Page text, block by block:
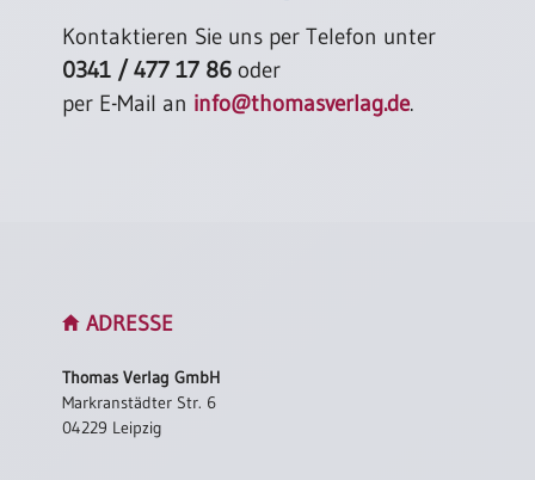
Kontaktieren Sie uns per Telefon unter
0341 / 477 17 86 oder
per E-Mail an info@thomasverlag.de.
ADRESSE
Thomas Verlag GmbH
Markranstädter Str. 6
04229 Leipzig